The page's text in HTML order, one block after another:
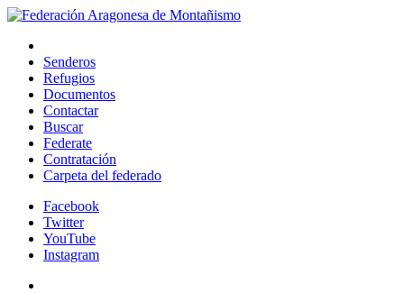
Senderos
Refugios
Documentos
Contactar
Buscar
Federate
Contratación
Carpeta del federado
Facebook
Twitter
YouTube
Instagram